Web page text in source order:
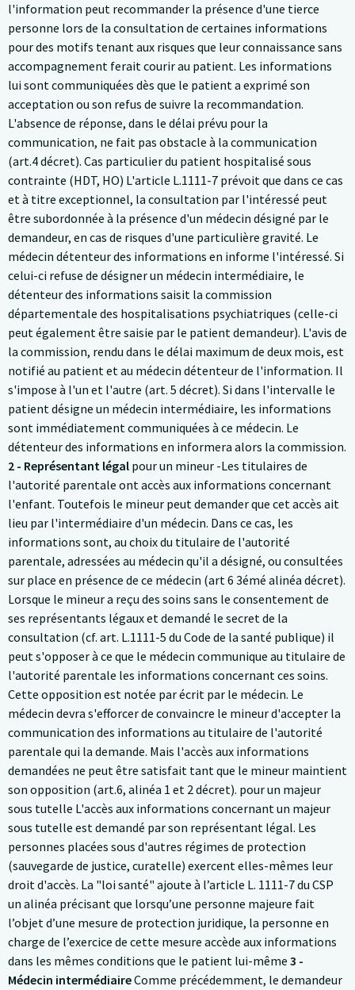
l'information peut recommander la présence d'une tierce
personne lors de la consultation de certaines informations
pour des motifs tenant aux risques que leur connaissance sans
accompagnement ferait courir au patient. Les informations
lui sont communiquées dès que le patient a exprimé son
acceptation ou son refus de suivre la recommandation.
L'absence de réponse, dans le délai prévu pour la
communication, ne fait pas obstacle à la communication
(art.4 décret). Cas particulier du patient hospitalisé sous
contrainte (HDT, HO) L'article L.1111-7 prévoit que dans ce cas
et à titre exceptionnel, la consultation par l'intéressé peut
être subordonnée à la présence d'un médecin désigné par le
demandeur, en cas de risques d'une particulière gravité. Le
médecin détenteur des informations en informe l'intéressé. Si
celui-ci refuse de désigner un médecin intermédiaire, le
détenteur des informations saisit la commission
départementale des hospitalisations psychiatriques (celle-ci
peut également être saisie par le patient demandeur). L'avis de
la commission, rendu dans le délai maximum de deux mois, est
notifié au patient et au médecin détenteur de l'information. Il
s'impose à l'un et l'autre (art. 5 décret). Si dans l'intervalle le
patient désigne un médecin intermédiaire, les informations
sont immédiatement communiquées à ce médecin. Le
détenteur des informations en informera alors la commission.
2 - Représentant légal pour un mineur -Les titulaires de
l'autorité parentale ont accès aux informations concernant
l'enfant. Toutefois le mineur peut demander que cet accès ait
lieu par l'intermédiaire d'un médecin. Dans ce cas, les
informations sont, au choix du titulaire de l'autorité
parentale, adressées au médecin qu'il a désigné, ou consultées
sur place en présence de ce médecin (art 6 3émé alinéa décret).
Lorsque le mineur a reçu des soins sans le consentement de
ses représentants légaux et demandé le secret de la
consultation (cf. art. L.1111-5 du Code de la santé publique) il
peut s'opposer à ce que le médecin communique au titulaire de
l'autorité parentale les informations concernant ces soins.
Cette opposition est notée par écrit par le médecin. Le
médecin devra s'efforcer de convaincre le mineur d'accepter la
communication des informations au titulaire de l'autorité
parentale qui la demande. Mais l'accès aux informations
demandées ne peut être satisfait tant que le mineur maintient
son opposition (art.6, alinéa 1 et 2 décret). pour un majeur
sous tutelle L'accès aux informations concernant un majeur
sous tutelle est demandé par son représentant légal. Les
personnes placées sous d'autres régimes de protection
(sauvegarde de justice, curatelle) exercent elles-mêmes leur
droit d'accès. La "loi santé" ajoute à l’article L. 1111-7 du CSP
un alinéa précisant que lorsqu’une personne majeure fait
l’objet d’une mesure de protection juridique, la personne en
charge de l’exercice de cette mesure accède aux informations
dans les mêmes conditions que le patient lui-même 3 -
Médecin intermédiaireComme précédemment, le demandeur